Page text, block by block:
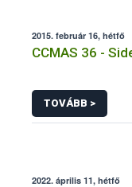
2015. február 16, hétfő
CCMAS 36 -
TOVÁBB >
2022. április 11, hétfő